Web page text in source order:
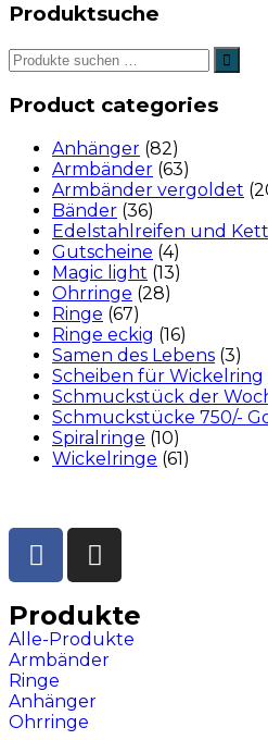
Produktsuche
Product categories
Anhänger (82)
Armbänder (63)
Armbänder vergoldet
Bänder (36)
Edelstahlreifen und
Gutscheine (4)
Magic light (13)
Ohrringe (28)
Ringe (67)
Ringe eckig (16)
Samen des Lebens (3)
Scheiben für Wickelring
Schmuckstück der
Schmuckstücke 750/-
Spiralringe (10)
Wickelringe (61)
Produkte
Alle-Produkte
Armbänder
Ringe
Anhänger
Ohrringe